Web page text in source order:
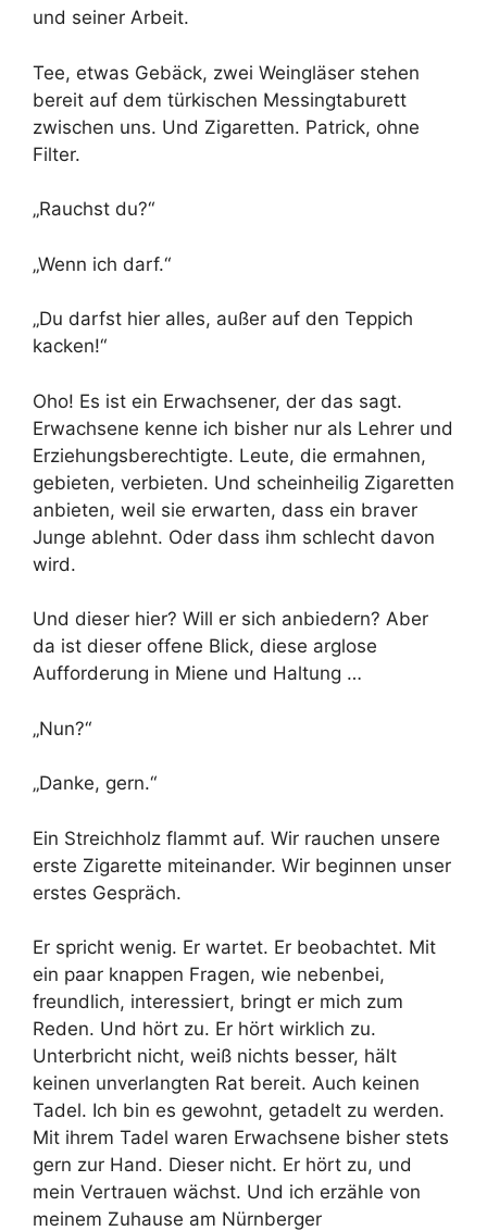
und seiner Arbeit.
Tee, etwas Gebäck, zwei Weingläser stehen
bereit auf dem türkischen Messingtaburett
zwischen uns. Und Zigaretten. Patrick, ohne
Filter.
„Rauchst du?“
„Wenn ich darf.“
„Du darfst hier alles, außer auf den Teppich
kacken!“
Oho! Es ist ein Erwachsener, der das sagt.
Erwachsene kenne ich bisher nur als Lehrer und
Erziehungsberechtigte. Leute, die ermahnen,
gebieten, verbieten. Und scheinheilig Zigaretten
anbieten, weil sie erwarten, dass ein braver
Junge ablehnt. Oder dass ihm schlecht davon
wird.
Und dieser hier? Will er sich anbiedern? Aber
da ist dieser offene Blick, diese arglose
Aufforderung in Miene und Haltung …
„Nun?“
„Danke, gern.“
Ein Streichholz flammt auf. Wir rauchen unsere
erste Zigarette miteinander. Wir beginnen unser
erstes Gespräch.
Er spricht wenig. Er wartet. Er beobachtet. Mit
ein paar knappen Fragen, wie nebenbei,
freundlich, interessiert, bringt er mich zum
Reden. Und hört zu. Er hört wirklich zu.
Unterbricht nicht, weiß nichts besser, hält
keinen unverlangten Rat bereit. Auch keinen
Tadel. Ich bin es gewohnt, getadelt zu werden.
Mit ihrem Tadel waren Erwachsene bisher stets
gern zur Hand. Dieser nicht. Er hört zu, und
mein Vertrauen wächst. Und ich erzähle von
meinem Zuhause am Nürnberger